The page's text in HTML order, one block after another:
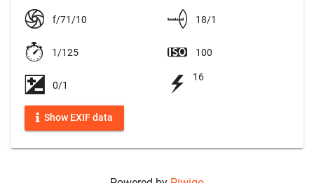
f/71/10 18/1
1/125 100
0/1
16
Show EXIF data